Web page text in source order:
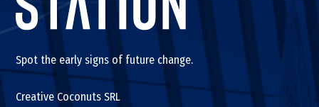
Spot the early signs of future change.
Creative Coconuts SRL